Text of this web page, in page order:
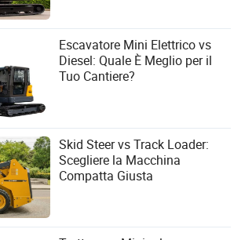
su superfici morbide o scivolose.
di spinta per unità di potenza del
rischio di rimanere bloccati nel fango o
per lavori su pendii ripidi.
diversi modelli di dozer a
una gamma di configurazioni per
applicazioni. Le considerazioni chiave
di assi (4x4 vs 6x6), la dimensione
la macchina è progettata per lavori
Escavatore Mini Elettrico vs
Diesel: Quale È Meglio per il
Tuo Cantiere?
Skid Steer vs Track Loader:
Scegliere la Macchina
Compatta Giusta